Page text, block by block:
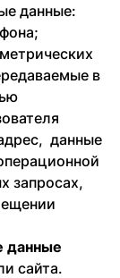
данные:
в
данные
запросах,
данные
сайта.